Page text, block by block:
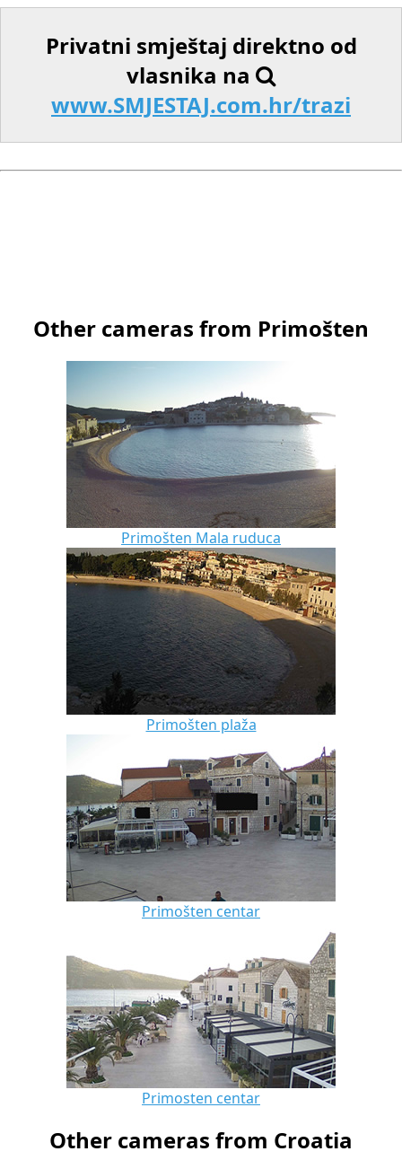
Privatni smještaj direktno od
vlasnika na
www.SMJESTAJ.com.hr/trazi
Other cameras from Primošten
Primošten Mala ruduca
Primošten plaža
Primošten centar
Primosten centar
Other cameras from Croatia